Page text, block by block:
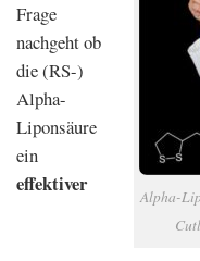
Alpha-
Frage
nachgeht ob
die (RS-)
Alpha-
Liponsäure
ein
effektiver